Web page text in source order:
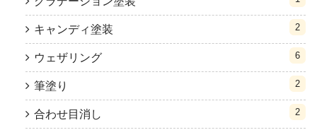
キャンディ塗装 2
ウェザリング 6
筆塗り 2
合わせ目消し 2